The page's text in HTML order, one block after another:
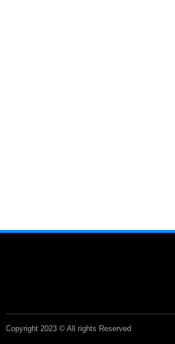
Copyright 2023 © All rights Reserved